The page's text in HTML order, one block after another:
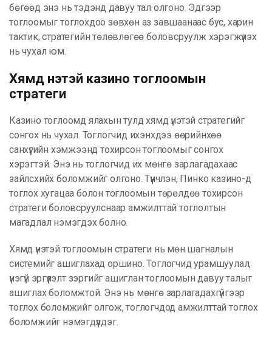
бөгөөд энэ нь тэдэнд давуу тал олгоно. Эдгээр
тоглоомыг тоглохдоо зөвхөн аз завшаанаас бус, харин
тактик, стратегийн төлөвлөгөө боловсруулж хэрэгжүүлэх
нь чухал юм.
Хямд үнэтэй казино тоглоомын
стратеги
Казино тоглоомд ялахын тулд хямд үнэтэй стратегийг
сонгох нь чухал. Тоглогчид ихэнхдээ өөрийнхөө
санхүүгийн хэмжээнд тохирсон тоглоомыг сонгох
хэрэгтэй. Энэ нь тоглогчид их мөнгө зарлагадахаас
зайлсхийх боломжийг олгоно. Түүнчлэн, Пинко казино-д
тоглох хугацаа болон тоглоомын төрөлдөө тохирсон
стратеги боловсруулснаар амжилттай тоглолтын
магадлал нэмэгдэх болно.
Хямд үнэтэй тоглоомын стратеги нь мөн шагналын
системийг ашиглахад оршино. Тоглогчид урамшуулал,
үнэгүй эргүүлэлт зэргийг ашиглан тоглоомын давуу талыг
ашиглах боломжтой. Энэ нь мөнгө зарлагадахгүйгээр
тоглох боломжийг олгож, тоглогчдод амжилттай тоглох
боломжийг нэмэгдүүлдэг.